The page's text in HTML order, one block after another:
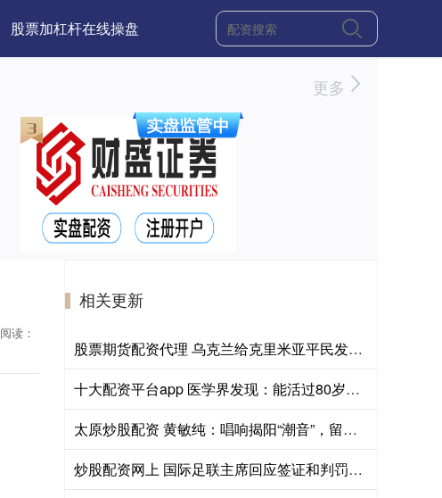
股票加杠杆在线操盘
更多
阅读：
相关更新
股票期货配资代理 乌克兰给克里米亚平民发手册，内容让人后背发凉！
十大配资平台app 医学界发现：能活过80岁的糖尿病人，身上大都有这5个特征
太原炒股配资 黄敏纯：唱响揭阳“潮音”，留住美丽乡愁 | 歌手故事②
炒股配资网上 国际足联主席回应签证和判罚风波！世界杯曾遭“美国化”质疑